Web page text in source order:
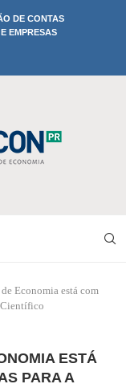
DE CONTAS
EMPRESAS
Economia está com
Científico
ESTÁ
PARA A